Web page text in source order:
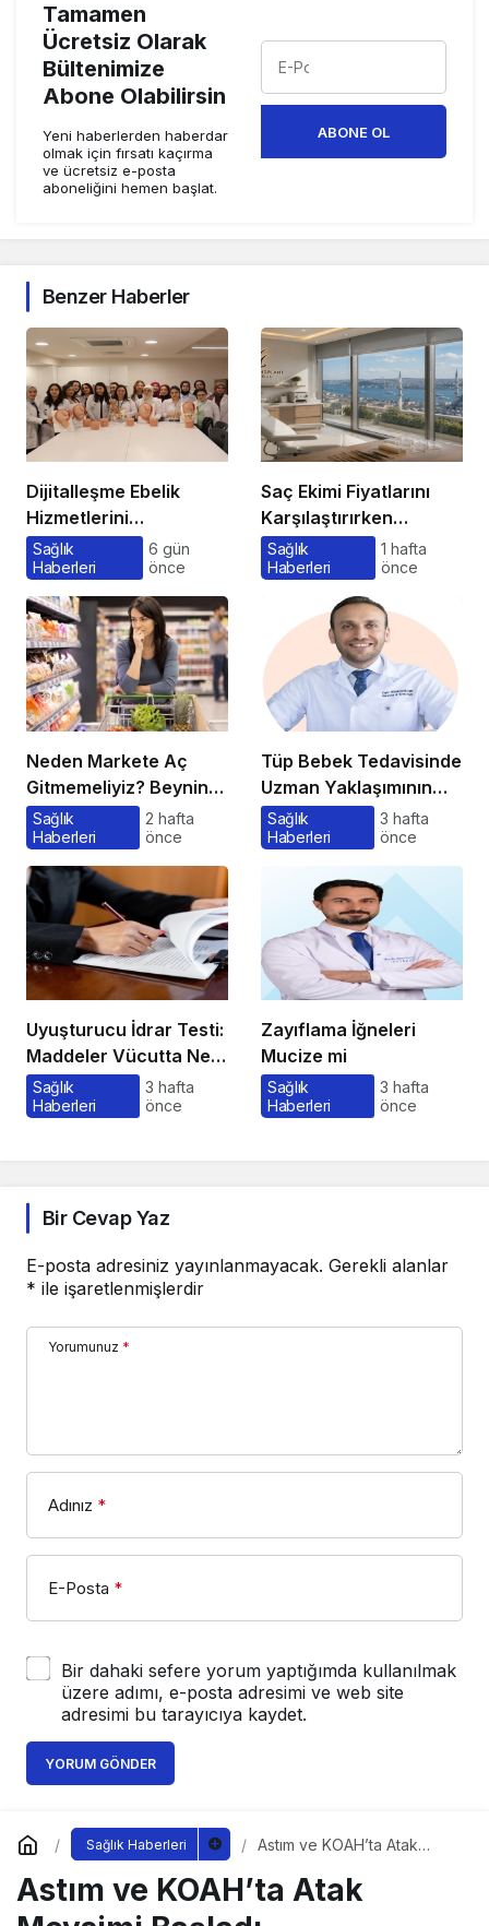
Tamamen
Ücretsiz Olarak
Bültenimize
Abone Olabilirsin
Yeni haberlerden haberdar
olmak için fırsatı kaçırma
ve ücretsiz e-posta
aboneliğini hemen başlat.
ABONE OL
Benzer Haberler
Dijitalleşme Ebelik
Hizmetlerini
Dönüştürüyor
Sağlık
Haberleri
6 gün
önce
Saç Ekimi Fiyatlarını
Karşılaştırırken
Gözden Kaçan
Maliyetler
Sağlık
Haberleri
1 hafta
önce
Neden Markete Aç
Gitmemeliyiz? Beynin
Satın Alma Psikolojisi
Sağlık
Haberleri
2 hafta
önce
Tüp Bebek Tedavisinde
Uzman Yaklaşımının
Önemi ve Bilinmesi
Gerekenler
Sağlık
Haberleri
3 hafta
önce
Uyuşturucu İdrar Testi:
Maddeler Vücutta Ne
Kadar Kalır, Süreç
Nasıl İşler?
Sağlık
Haberleri
3 hafta
önce
Zayıflama İğneleri
Mucize mi
Sağlık
Haberleri
3 hafta
önce
Bir Cevap Yaz
E-posta adresiniz yayınlanmayacak. Gerekli alanlar
* ile işaretlenmişlerdir
Yorumunuz *
Adınız *
E-Posta *
Bir dahaki sefere yorum yaptığımda kullanılmak
üzere adımı, e-posta adresimi ve web site
adresimi bu tarayıcıya kaydet.
YORUM GÖNDER
Sağlık Haberleri
Astım ve KOAH’ta Atak
Astım ve KOAH’ta Atak